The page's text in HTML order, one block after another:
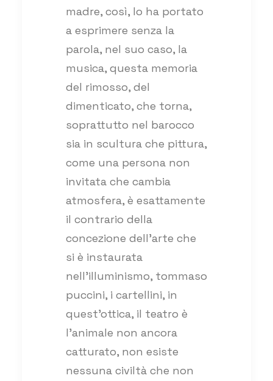
madre, così, lo ha portato
a esprimere senza la
parola, nel suo caso, la
musica, questa memoria
del rimosso, del
dimenticato, che torna,
soprattutto nel barocco
sia in scultura che pittura,
come una persona non
invitata che cambia
atmosfera, è esattamente
il contrario della
concezione dell’arte che
si è instaurata
nell’illuminismo, tommaso
puccini, i cartellini, in
quest’ottica, il teatro è
l’animale non ancora
catturato, non esiste
nessuna civiltà che non